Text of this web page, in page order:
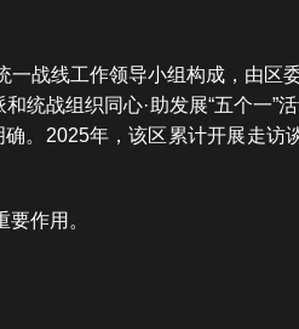
战线工作领导小组构成，由区
统战组织同心·助发展“五个一”
。2025年，该区累计开展走
作用。